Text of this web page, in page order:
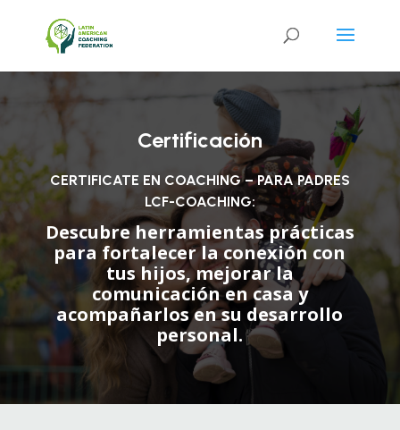
Certificación
CERTIFICATE EN COACHING – PARA PADRES
LCF-COACHING:
Descubre herramientas prácticas
para fortalecer la conexión con
tus hijos, mejorar la
comunicación en casa y
acompañarlos en su desarrollo
personal.